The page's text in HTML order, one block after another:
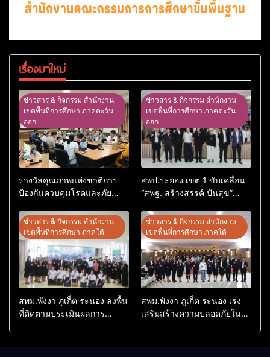
เรื่องมาใหม่
ข่าวสาร & กิจกรรม สำนักงาน
เขตพื้นที่การศึกษา ภาคตะวัน
ออก
รางวัลคุณภาพแห่งชาติการ
ป้องกันควบคุมโรคและภัย
ข่าวสาร & กิจกรรม สำนักงาน
เขตพื้นที่การศึกษา ภาคตะวัน
ออก
สพป.ระยอง เขต 1 ขับเคลื่อน
“สพฐ. สร้างสรรค์ ปันสุข”
ศึกษาปลอดภัยจากยาเสพติด
ข่าวสาร & กิจกรรม สำนักงาน
เขตพื้นที่การศึกษา ภาคใต้
สพม.พังงา ภูเก็ต ระนอง ลงพื้น
ที่ติดตามประเมินผลการ
ข่าวสาร & กิจกรรม สำนักงาน
เขตพื้นที่การศึกษา ภาคใต้
สพม.พังงา ภูเก็ต ระนอง เร่ง
เสริมสร้างความปลอดภัยใน